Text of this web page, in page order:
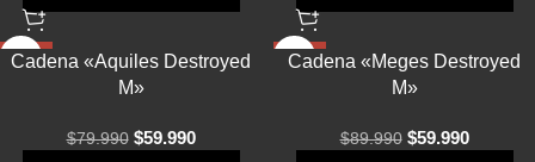
-25%
Cadena «Aquiles Destroyed
M»
$79.990 $59.990
-33%
Cadena «Meges Destroyed
M»
$89.990 $59.990